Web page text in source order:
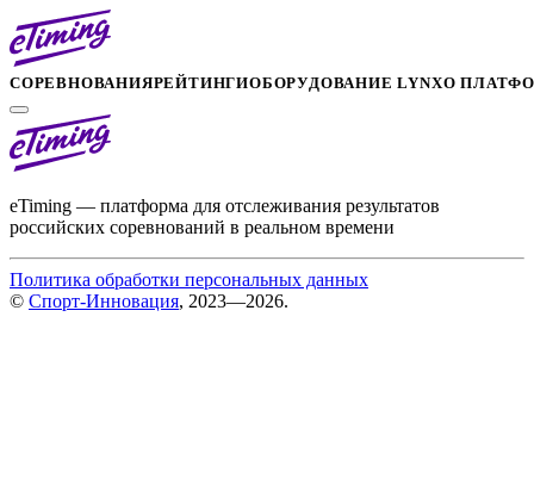
СОРЕВНОВАНИЯРЕЙТИНГИОБОРУДОВАНИЕ LYNXО
eTiming — платформа для отслеживания результатов
российских соревнований в реальном времени
Политика обработки персональных данных
© Спорт-Инновация, 2023—2026.